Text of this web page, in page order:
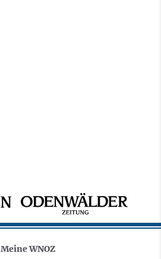
Meine WNOZ